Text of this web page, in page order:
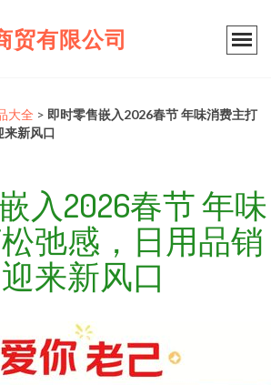
贸有限公司
大全 > 即时零售嵌入2026春节 年味消费主打
新风口
入2026春节 年味
弛感，日用品销
来新风口